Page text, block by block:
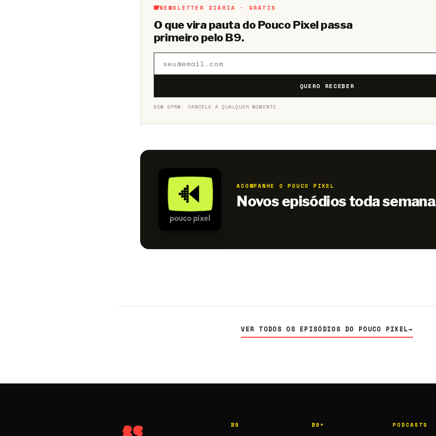
NEWSLETTER DIÁRIA · GRÁTIS
O que vira pauta do Pouco Pixel passa
primeiro pelo B9.
QUERO RECEBER
SEM SPAM. CANCELE A QUALQUER MOMENTO.
ACOMPANHE O POUCO PIXEL
Novos episódios toda
VER TODOS OS EPISÓDIOS DO POUCO PIXEL→
B9 B9+ PODCASTS